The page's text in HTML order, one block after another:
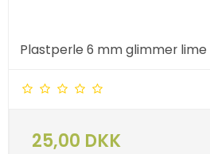
Plastperle 6 mm glimmer
25,00 DKK